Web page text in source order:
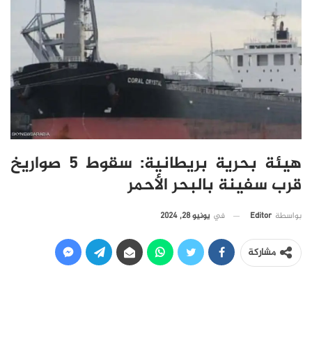
هيئة بحرية بريطانية: سقوط 5 صواريخ
قرب سفينة بالبحر الأحمر
بواسطة Editor في يونيو 28, 2024
مشاركة